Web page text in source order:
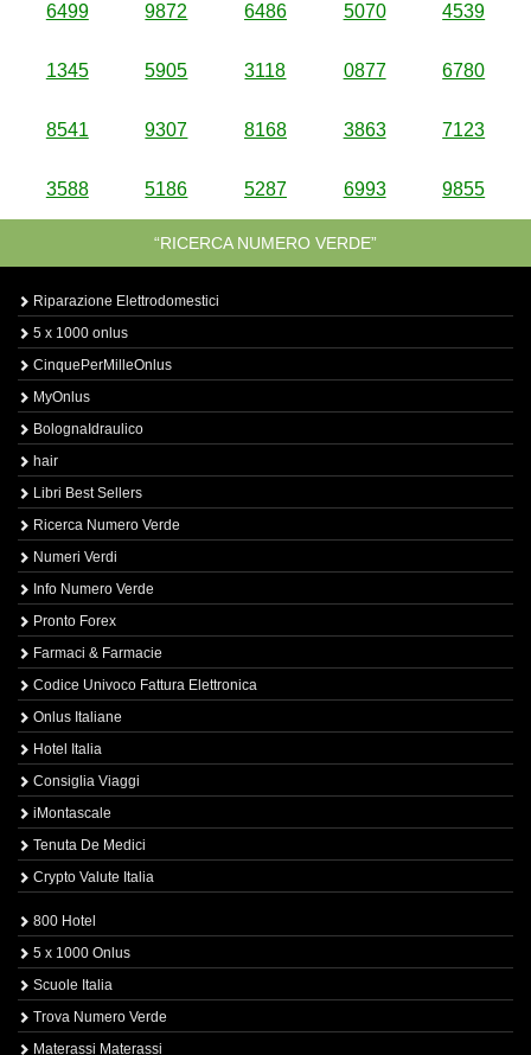
6499 9872 6486 5070 4539
1345 5905 3118 0877 6780
8541 9307 8168 3863 7123
3588 5186 5287 6993 9855
“RICERCA NUMERO VERDE”
Riparazione Elettrodomestici
5 x 1000 onlus
CinquePerMilleOnlus
MyOnlus
BolognaIdraulico
hair
Libri Best Sellers
Ricerca Numero Verde
Numeri Verdi
Info Numero Verde
Pronto Forex
Farmaci & Farmacie
Codice Univoco Fattura Elettronica
Onlus Italiane
Hotel Italia
Consiglia Viaggi
iMontascale
Tenuta De Medici
Crypto Valute Italia
800 Hotel
5 x 1000 Onlus
Scuole Italia
Trova Numero Verde
Materassi Materassi